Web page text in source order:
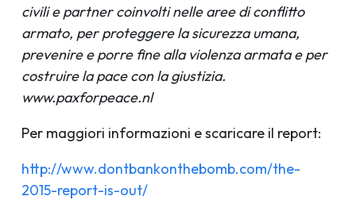
civili e partner coinvolti nelle aree di conflitto
armato, per proteggere la sicurezza umana,
prevenire e porre fine alla violenza armata e per
costruire la pace con la giustizia.
www.paxforpeace.nl
Per maggiori informazioni e scaricare il report:
http://www.dontbankonthebomb.com/the-
2015-report-is-out/